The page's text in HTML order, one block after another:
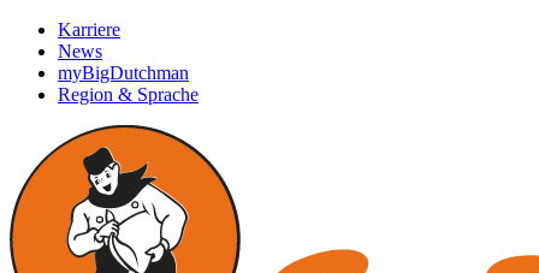
Karriere
News
myBigDutchman
Region & Sprache